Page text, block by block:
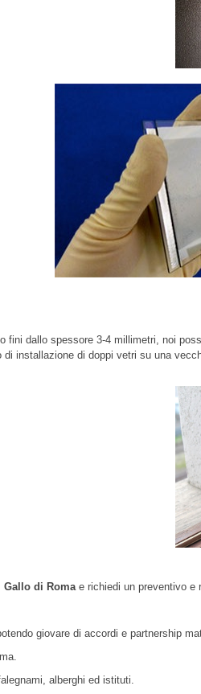
fini dallo spessore 3-4 millimetri, noi
installazione di doppi vetri su una
Gallo di Roma e richiedi un preventivo e
giovare di accordi e partnership
alberghi ed istituti.